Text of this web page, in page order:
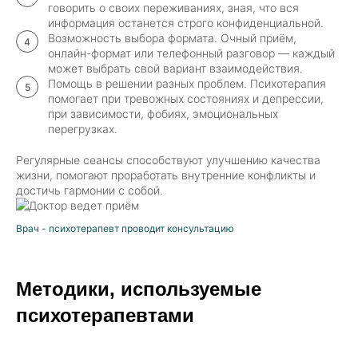
Врач - психотерапевт проводит консультацию
говорить о своих переживаниях, зная, что вся
информация останется строго конфиденциальной.
Возможность выбора формата. Очный приём,
онлайн-формат или телефонный разговор — каждый
может выбрать свой вариант взаимодействия.
Помощь в решении разных проблем. Психотерапия
помогает при тревожных состояниях и депрессии,
при зависимости, фобиях, эмоциональных
перегрузках.
Регулярные сеансы способствуют улучшению качества
жизни, помогают проработать внутренние конфликты и
достичь гармонии с собой.
Методики, используемые
психотерапевтами